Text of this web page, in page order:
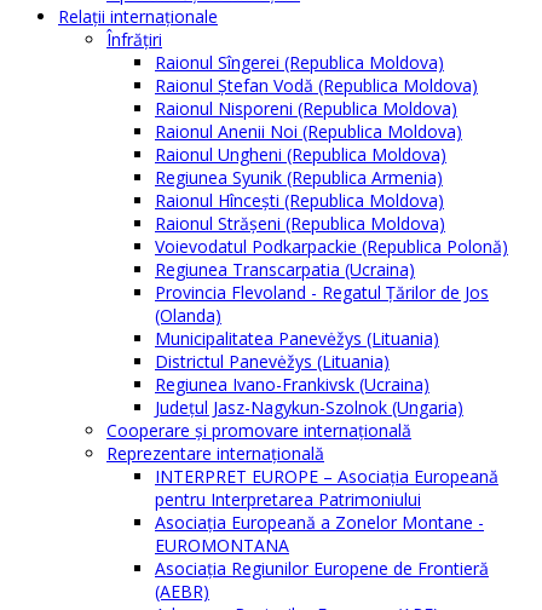
Relaţii internaţionale
Înfrăţiri
Raionul Sîngerei (Republica Moldova)
Raionul Ștefan Vodă (Republica Moldova)
Raionul Nisporeni (Republica Moldova)
Raionul Anenii Noi (Republica Moldova)
Raionul Ungheni (Republica Moldova)
Regiunea Syunik (Republica Armenia)
Raionul Hîncești (Republica Moldova)
Raionul Străşeni (Republica Moldova)
Voievodatul Podkarpackie (Republica Polonă)
Regiunea Transcarpatia (Ucraina)
Provincia Flevoland - Regatul Ţărilor de Jos
(Olanda)
Municipalitatea Panevėžys (Lituania)
Districtul Panevėžys (Lituania)
Regiunea Ivano-Frankivsk (Ucraina)
Judeţul Jasz-Nagykun-Szolnok (Ungaria)
Cooperare şi promovare internaţională
Reprezentare internaţională
INTERPRET EUROPE – Asociația Europeană
pentru Interpretarea Patrimoniului
Asociația Europeană a Zonelor Montane -
EUROMONTANA
Asociația Regiunilor Europene de Frontieră
(AEBR)